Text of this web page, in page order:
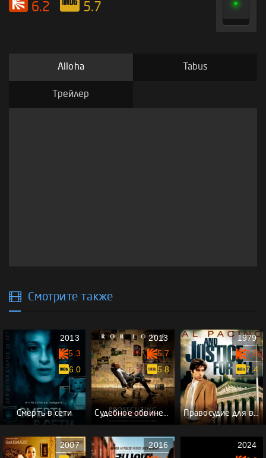
6.2 5.7
Alloha Tabus
Трейлер
Смотрите также
Смерть в сети
2013
5.3
6.0
Судебное обвинение Кейси Энтони
2013
5.7
5.8
Правосудие для всех
1979
7.8
7.4
2007
2016
2024